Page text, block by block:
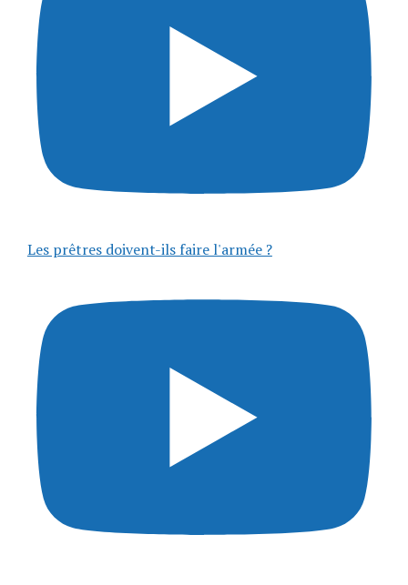
Les prêtres doivent-ils faire l'armée ?